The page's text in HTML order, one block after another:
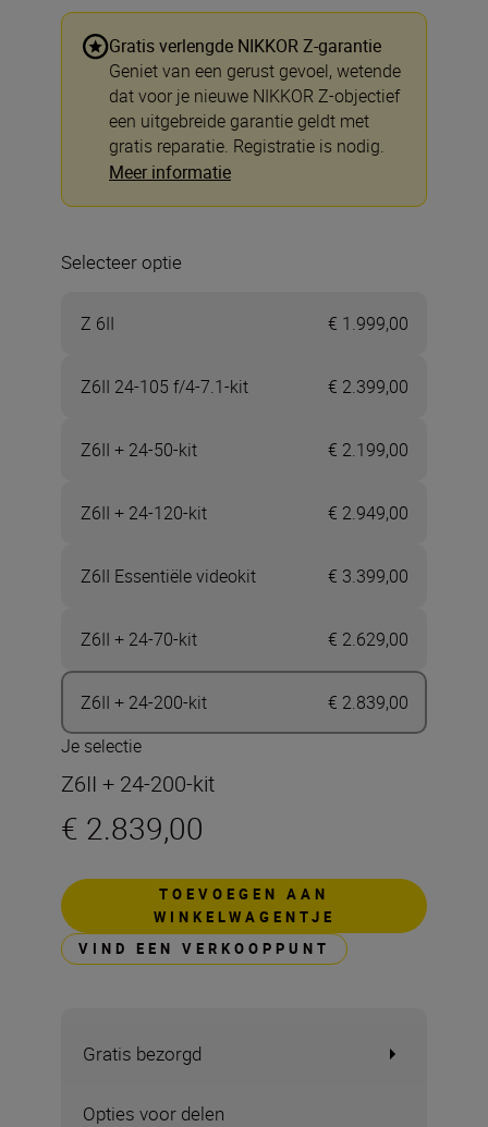
Gratis verlengde NIKKOR Z-garantie
Geniet van een gerust gevoel, wetende
dat voor je nieuwe NIKKOR Z-objectief
een uitgebreide garantie geldt met
gratis reparatie. Registratie is nodig.
Meer informatie
Selecteer optie
Z 6II € 1.999,00
Z6II 24-105 f/4-7.1-kit € 2.399,00
Z6II + 24-50-kit € 2.199,00
Z6II + 24-120-kit € 2.949,00
Z6II Essentiële videokit € 3.399,00
Z6II + 24-70-kit € 2.629,00
Z6II + 24-200-kit
€ 2.839,00
Je selectie
Z6II + 24-200-kit
€ 2.839,00
TOEVOEGEN AAN
WINKELWAGENTJE
VIND EEN VERKOOPPUNT
Gratis bezorgd
Opties voor delen